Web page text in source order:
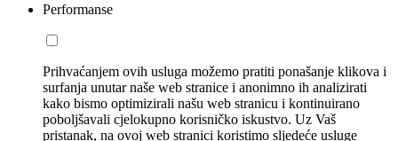
Performanse
Prihvaćanjem ovih usluga možemo pratiti ponašanje klikova i
surfanja unutar naše web stranice i anonimno ih analizirati
kako bismo optimizirali našu web stranicu i kontinuirano
poboljšavali cjelokupno korisničko iskustvo. Uz Vaš
pristanak, na ovoj web stranici koristimo sljedeće usluge